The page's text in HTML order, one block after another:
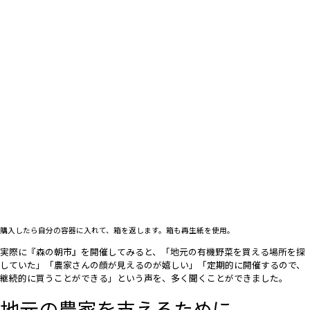
購入したら自分の容器に入れて、箱を返します。箱も再生紙を使用。
実際に『森の朝市』を開催してみると、「地元の有機野菜を買える場所を探
していた」「農家さんの顔が見えるのが嬉しい」「定期的に開催するので、
継続的に買うことができる」という声を、多く聞くことができました。